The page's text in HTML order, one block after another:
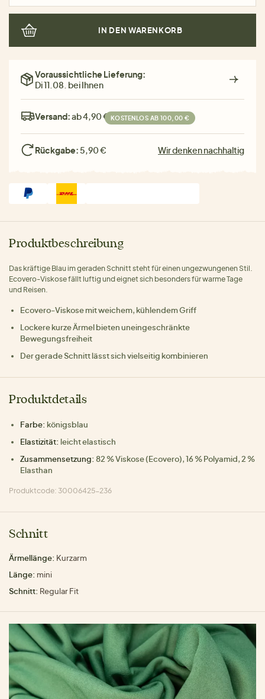
IN DEN WARENKORB
Voraussichtliche Lieferung:
Di 11.08. bei Ihnen
Versand:ab 4,90 € KOSTENLOS AB 100,00 €
Rückgabe: 5,90 € Wir denken nachhaltig
Produktbeschreibung
Das kräftige Blau im geraden Schnitt steht für einen ungezwungenen Stil.
Ecovero-Viskose fällt luftig und eignet sich besonders für warme Tage
und Reisen.
Ecovero-Viskose mit weichem, kühlendem Griff
Lockere kurze Ärmel bieten uneingeschränkte
Bewegungsfreiheit
Der gerade Schnitt lässt sich vielseitig kombinieren
Produktdetails
Farbe: königsblau
Elastizität: leicht elastisch
Zusammensetzung: 82 % Viskose (Ecovero), 16 % Polyamid, 2 %
Elasthan
Produktcode: 30006425-236
Schnitt
Ärmellänge: Kurzarm
Länge: mini
Schnitt: Regular Fit